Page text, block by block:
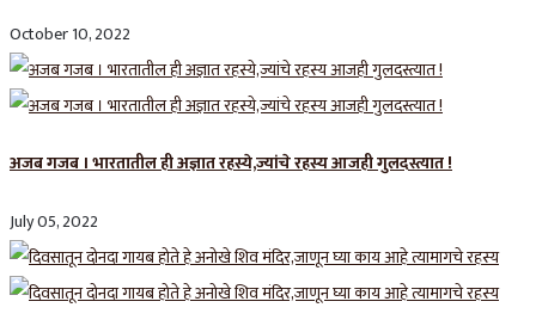
October 10, 2022
अजब गजब । भारतातील ही अज्ञात रहस्ये,ज्यांचे रहस्य आजही गुलदस्त्यात !
July 05, 2022